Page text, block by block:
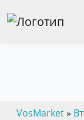
VosMarket»